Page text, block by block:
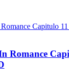
Romance